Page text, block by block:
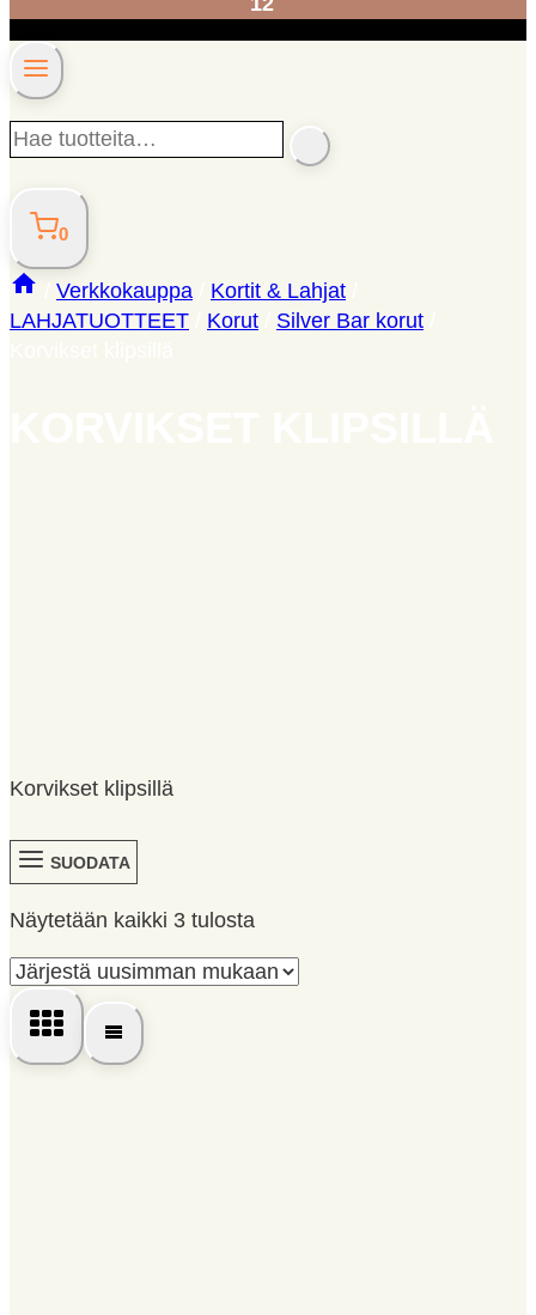
Hae
tuotteita…
SEARCH
0
Verkkokauppa Kortit & Lahjat
LAHJATUOTTEET
Korut Silver Bar korut
Korvikset klipsillä
SUODATA
Näytetään kaikki 3 tulosta
latest